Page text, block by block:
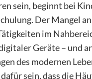
sein, beginnt bei
Der Mangel
im
Geräte – und
des modernen
sein, dass die